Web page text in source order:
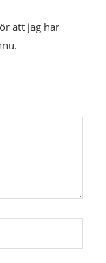
att jag har